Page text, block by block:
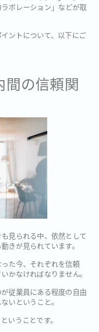
ボレーション」などが取
ントについて、以下にご
の信頼関
見られる中、依然として
きが見られています。
た今、それぞれを信頼
かなければなりません。
従業員にある程度の自由
いということ。
いうことです。